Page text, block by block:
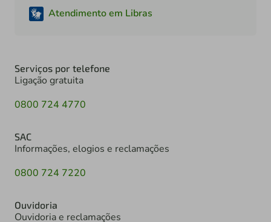
Atendimento em Libras
Serviços por telefone
Ligação gratuita
0800 724 4770
SAC
Informações, elogios e reclamações
0800 724 7220
Ouvidoria
Ouvidoria e reclamações